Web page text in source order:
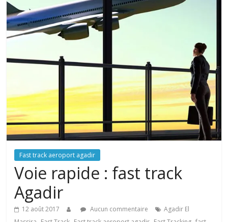
Fast track aeroport agadir
Voie rapide : fast track
Agadir
12 août 2017 Aucun commentaire
Agadir El